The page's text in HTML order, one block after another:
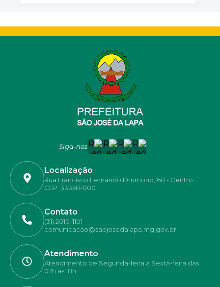
Siga-nos
Localização
Rua Francisco Fernando Drumond, 60 - Centro
CEP: 33350-000
Contato
(31) 2010-1101
comunicacao@saojosedalapa.mg.gov.br
Atendimento
Atendimento de Segunda-feira a Sexta-feira das
07h as 18h